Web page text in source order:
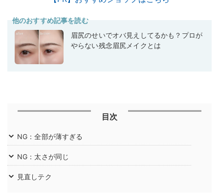
他のおすすめ記事を読む
眉尻のせいでオバ見えしてるかも？プロが
やらない残念眉尻メイクとは
目次
NG：全部が薄すぎる
NG：太さが同じ
見直しテク